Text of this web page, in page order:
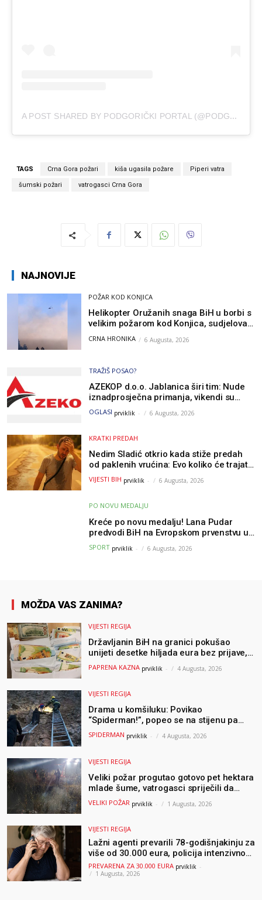
A
POST SHARED BY PODGORIČKI PORTAL (@PODGORICKI.PORTAL)
TAGS Crna Gora požari kiša ugasila požare Piperi vatra
šumski požari vatrogasci Crna Gora
NAJNOVIJE
POŽAR KOD KONJICA
Helikopter Oružanih snaga BiH u borbi s
velikim požarom kod Konjica, sudjelovao
i Air Tractor
CRNA HRONIKA 6 Augusta, 2026
TRAŽIŠ POSAO?
AZEKOP d.o.o. Jablanica širi tim: Nude
iznadprosječna primanja, vikendi su
slobodni, traži se više radnika
OGLASI prviklik - 6 Augusta, 2026
KRATKI PREDAH
Nedim Sladić otkrio kada stiže predah
od paklenih vrućina: Evo koliko će trajati
osvježenje u BiH
VIJESTI BIH prviklik - 6 Augusta, 2026
PO NOVU MEDALJU
Kreće po novu medalju! Lana Pudar
predvodi BiH na Evropskom prvenstvu u
Parizu
SPORT prviklik - 6 Augusta, 2026
MOŽDA VAS ZANIMA?
VIJESTI REGIJA
Državljanin BiH na granici pokušao
unijeti desetke hiljada eura bez prijave,
uslijedila “paprena” kazna
PAPRENA KAZNA prviklik - 4 Augusta, 2026
VIJESTI REGIJA
Drama u komšiluku: Povikao
“Spiderman!”, popeo se na stijenu pa
ostao zarobljen
SPIDERMAN prviklik - 4 Augusta, 2026
VIJESTI REGIJA
Veliki požar progutao gotovo pet hektara
mlade šume, vatrogasci spriječili da
dođe do još veće katastrofe
VELIKI POŽAR prviklik - 1 Augusta, 2026
VIJESTI REGIJA
Lažni agenti prevarili 78-godišnjakinju za
više od 30.000 eura, policija intenzivno
traga za počiniteljima
PREVARENA ZA 30.000 EURA prviklik -
1 Augusta, 2026